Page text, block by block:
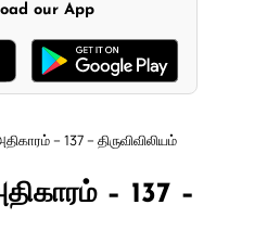
our App
– 137 – திருவிவிலியம்
– 137 –